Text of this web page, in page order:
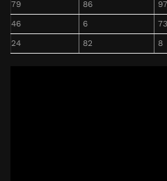
79
86 97
46
6 73
24
82 8